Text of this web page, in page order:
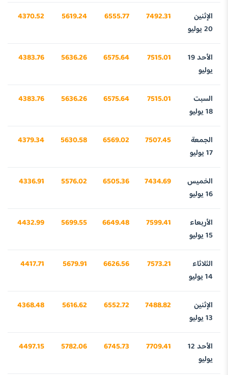
الإثنين
20 يوليو
7492.31
6555.77
5619.24
4370.52
الأحد 19
يوليو
7515.01
6575.64
5636.26
4383.76
السبت
18 يوليو
7515.01
6575.64
5636.26
4383.76
الجمعة
17 يوليو
7507.45
6569.02
5630.58
4379.34
الخميس
16 يوليو
7434.69
6505.36
5576.02
4336.91
الأربعاء
15 يوليو
7599.41
6649.48
5699.55
4432.99
الثلاثاء
14 يوليو
7573.21
6626.56
5679.91
4417.71
الإثنين
13 يوليو
7488.82
6552.72
5616.62
4368.48
الأحد 12
يوليو
7709.41
6745.73
5782.06
4497.15